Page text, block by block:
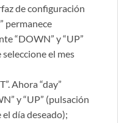
de configuración
permanece
“DOWN” y “UP”
el mes
Ahora “day”
y “UP” (pulsación
el día deseado);